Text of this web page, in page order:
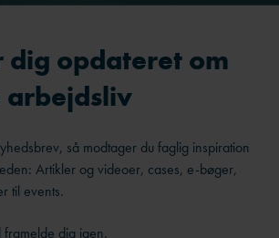
dig opdateret om
arbejdsliv
så modtager du faglig inspiration
Artikler og videoer, cases, e-bøger,
til events.
framelde dig igen.